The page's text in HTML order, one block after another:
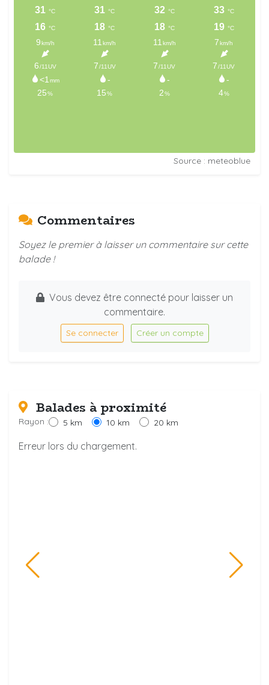
Source : meteoblue
Commentaires
Soyez le premier à laisser un commentaire sur cette
balade !
Vous devez être connecté pour laisser un
commentaire.
Se connecter Créer un compte
Balades à proximité
Rayon : 5 km 10 km 20 km
Erreur lors du chargement.